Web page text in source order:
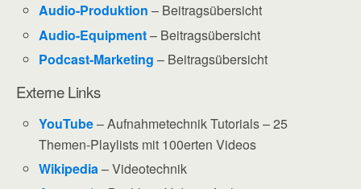
Audio-Produktion – Beitragsübersicht
Audio-Equipment– Beitragsübersicht
Podcast-Marketing – Beitragsübersicht
Externe Links
YouTube– Aufnahmetechnik Tutorials – 25
Themen-Playlists mit 100erten Videos
Wikipedia– Videotechnik